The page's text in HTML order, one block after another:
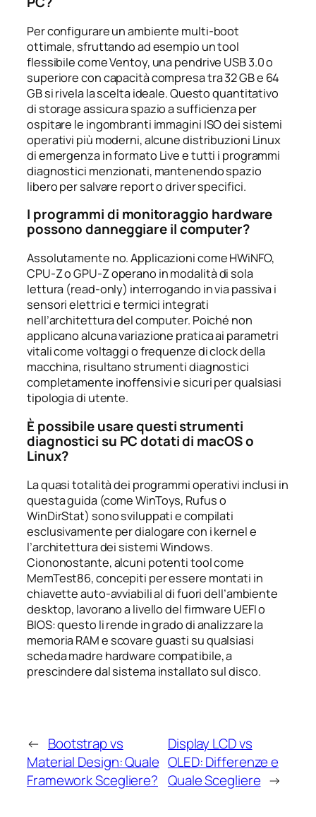
Per configurare un ambiente multi-boot
ottimale, sfruttando ad esempio un tool
flessibile come Ventoy, una pendrive USB 3.0 o
superiore con capacità compresa tra 32 GB e 64
GB si rivela la scelta ideale. Questo quantitativo
di storage assicura spazio a sufficienza per
ospitare le ingombranti immagini ISO dei sistemi
operativi più moderni, alcune distribuzioni Linux
di emergenza in formato Live e tutti i programmi
diagnostici menzionati, mantenendo spazio
libero per salvare report o driver specifici.
I programmi di monitoraggio hardware
possono danneggiare il computer?
Assolutamente no. Applicazioni come HWiNFO,
CPU-Z o GPU-Z operano in modalità di sola
lettura (read-only) interrogando in via passiva i
sensori elettrici e termici integrati
nell’architettura del computer. Poiché non
applicano alcuna variazione pratica ai parametri
vitali come voltaggi o frequenze di clock della
macchina, risultano strumenti diagnostici
completamente inoffensivi e sicuri per qualsiasi
tipologia di utente.
È possibile usare questi strumenti
diagnostici su PC dotati di macOS o
Linux?
La quasi totalità dei programmi operativi inclusi in
questa guida (come WinToys, Rufus o
WinDirStat) sono sviluppati e compilati
esclusivamente per dialogare con i kernel e
l’architettura dei sistemi Windows.
Ciononostante, alcuni potenti tool come
MemTest86, concepiti per essere montati in
chiavette auto-avviabili al di fuori dell’ambiente
desktop, lavorano a livello del firmware UEFI o
BIOS: questo li rende in grado di analizzare la
memoria RAM e scovare guasti su qualsiasi
scheda madre hardware compatibile, a
prescindere dal sistema installato sul disco.
← Bootstrap vs
Material Design: Quale
Framework Scegliere?
Display LCD vs
OLED: Differenze e
Quale Scegliere →